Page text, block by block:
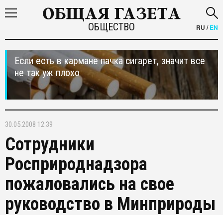
ОБЩЕСТВО RU /EN
Если есть в кармане пачка сигарет, значит все
не так уж плохо
30.05.2008 12:39
Сотрудники
Росприроднадзора
пожаловались на свое
руководство в Минприроды